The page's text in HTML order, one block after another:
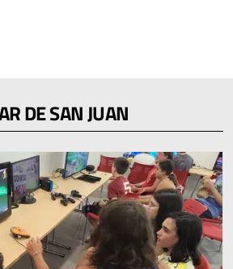
DE SAN JUAN